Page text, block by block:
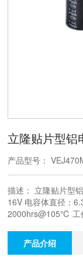
立隆贴片型铝
产品型号：
描述： 立隆贴片型
16V 电容体直径：
2000hrs@105℃
产品介绍